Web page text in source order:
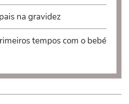
na gravidez
tempos com o bebé